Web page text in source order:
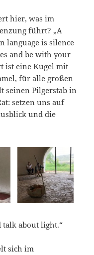
hier, was im
führt? „A
language is silence
and be with your
ist eine Kugel mit
für alle großen
seinen Pilgerstab in
setzen uns auf
und die
talk about light.“
sich im